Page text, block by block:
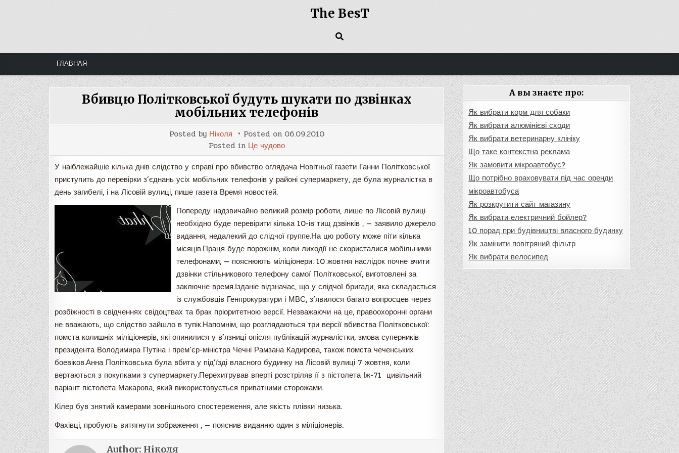
The BesT
ГЛАВНАЯ
Вбивцю Політковської будуть шукати по дзвінках
мобільних телефонів
Posted by Ніколя Posted on 06.09.2010
Posted in Це чудово
У наіблежайшіе кілька днів слідство у справі про вбивство оглядача Новітньої газети Ганни Політковської
приступить до перевірки з’єднань усіх мобільних телефонів у районі супермаркету, де була журналістка в
день загибелі, і на Лісовій вулиці, пише газета Время новостей.
Попереду надзвичайно великий розмір роботи, лише по Лісовій вулиці
необхідно буде перевірити кілька 10-ів тищ дзвінків , — заявило джерело
видання, недалекий до слідчої группе.На цю роботу може піти кілька
місяців.Праця буде порожнім, коли лиходії не скористалися мобільними
телефонами, — пояснюють міліціонери. 10 жовтня наслідок почне вчити
дзвінки стільникового телефону самої Політковської, виготовлені за
заключне время.Ізданіе відзначає, що у слідчої бригади, яка складається
із службовців Генпрокуратури і МВС, з’явилося багато вопросцев через
розбіжності в свідченнях свідоцтвах та брак пріоритетною версії. Незважаючи на це, правоохоронні органи
не вважають, що слідство зайшло в тупік.Напомнім, що розглядаються три версії вбивства Політковської:
помста колишніх міліціонерів, які опинилися у в’язниці опісля публікацій журналістки, змова суперників
президента Володимира Путіна і прем’єр-міністра Чечні Рамзана Кадирова, також помста чеченських
боевіков.Анна Політковська була вбита у під’їзді власного будинку на Лісовій вулиці 7 жовтня, коли
вертаються з покупками з супермаркету.Перехитрував вперті розстріляв її з пістолета Іж-71 цивільний
варіант пістолета Макарова, який використовується приватними сторожами.
Кілер був знятий камерами зовнішнього спостереження, але якість плівки низька.
Фахівці, пробують витягнути зображення , — пояснив виданню один з міліціонерів.
Author: Ніколя
А вы знаєте про:
Як вибрати корм для собаки
Як вибрати алюмінієві сходи
Як вибрати ветеринарну клініку
Що таке контекстна реклама
Як замовити мікроавтобус?
Що потрібно враховувати під час оренди
мікроавтобуса
Як розкрутити сайт магазину
Як вибрати електричний бойлер?
10 порад при будівництві власного будинку
Як замінити повітряний фільтр
Як вибрати велосипед